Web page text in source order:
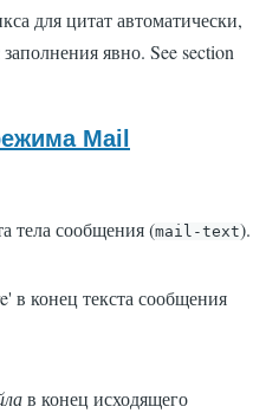
для цитат автоматически,
явно. See section
Mail
тела сообщения (mail-text).
в конец текста сообщения
в конец исходящего